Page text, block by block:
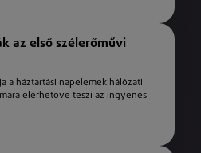
az első szélerőművi
a háztartási napelemek hálózati
elérhetővé teszi az ingyenes